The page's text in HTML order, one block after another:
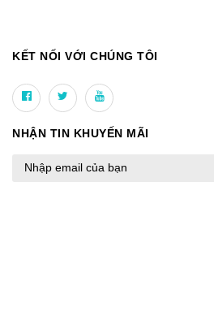
KẾT NỐI VỚI CHÚNG TÔI
NHẬN TIN KHUYẾN MÃI